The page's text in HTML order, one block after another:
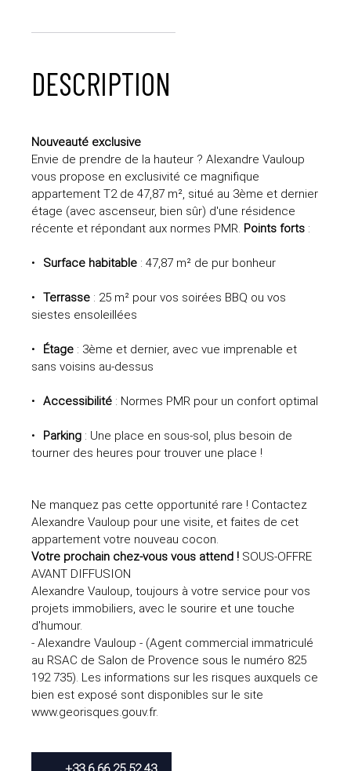
DESCRIPTION
Nouveauté exclusive
Envie de prendre de la hauteur ? Alexandre Vauloup
vous propose en exclusivité ce magnifique
appartement T2 de 47,87 m², situé au 3ème et dernier
étage (avec ascenseur, bien sûr) d'une résidence
récente et répondant aux normes PMR. Points forts :
Surface habitable : 47,87 m² de pur bonheur
Terrasse : 25 m² pour vos soirées BBQ ou vos
siestes ensoleillées
Étage : 3ème et dernier, avec vue imprenable et
sans voisins au-dessus
Accessibilité : Normes PMR pour un confort optimal
Parking : Une place en sous-sol, plus besoin de
tourner des heures pour trouver une place !
Ne manquez pas cette opportunité rare ! Contactez
Alexandre Vauloup pour une visite, et faites de cet
appartement votre nouveau cocon.
Votre prochain chez-vous vous attend ! SOUS-OFFRE
AVANT DIFFUSION
Alexandre Vauloup, toujours à votre service pour vos
projets immobiliers, avec le sourire et une touche
d'humour.
- Alexandre Vauloup - (Agent commercial immatriculé
au RSAC de Salon de Provence sous le numéro 825
192 735). Les informations sur les risques auxquels ce
bien est exposé sont disponibles sur le site
www.georisques.gouv.fr.